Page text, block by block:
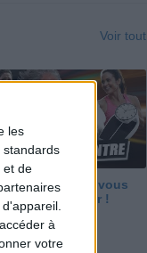
les
standards
et de
à
votre
Voir tout
vite ? Ce que vous
vraiment savoir !